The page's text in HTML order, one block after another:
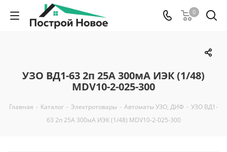
0
УЗО ВД1-63 2п 25А 300мА ИЭК (1/48)
MDV10-2-025-300
Главная - Каталог - Электротовары - Автоматы УЗО, ДИФ - УЗО ВД1-
63 2п 25А 300мА ИЭК (1/48) MDV10-2-025-300